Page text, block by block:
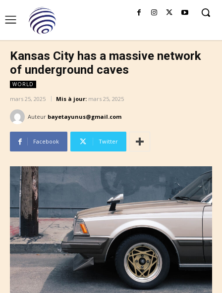
Kansas City has a massive network
of underground caves
WORLD
mars 25, 2025 Mis à jour: mars 25, 2025
Auteur bayetayunus@gmail.com
Facebook Twitter